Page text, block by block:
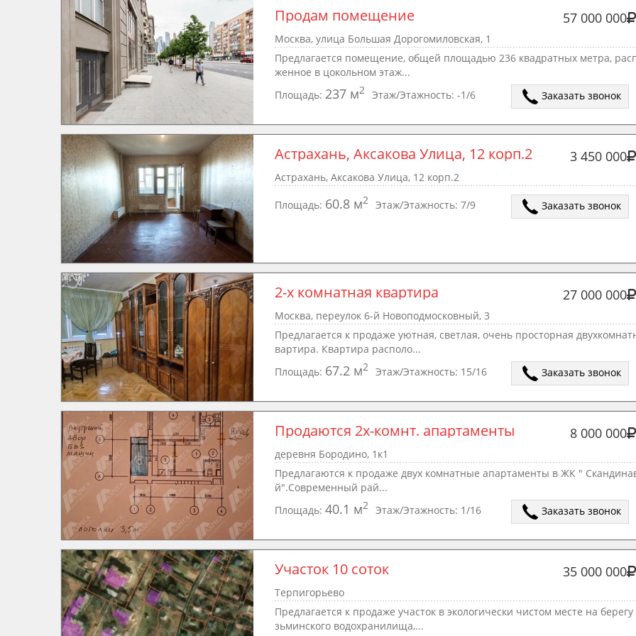
Продам помещение 57 000 000
Москва, улица Большая Дорогомиловская, 1
Предлагается помещение, общей площадью 236 квадратных метра,
женное в цокольном этаж...
Площадь: 237 м2 Этаж/Этажность: -1/6 Заказать звонок
Астрахань, Аксакова Улица, 12 корп.2 3 450 000
Астрахань, Аксакова Улица, 12 корп.2
Площадь: 60.8 м2 Этаж/Этажность: 7/9 Заказать звонок
2-х комнатная квартира 27 000 000
Москва, переулок 6-й Новоподмосковный, 3
Предлагается к продаже уютная, светлая, очень просторная
вартира. Квартира располо...
Площадь: 67.2 м2 Этаж/Этажность: 15/16 Заказать звонок
Продаются 2х-комнт. апартаменты 8 000 000
деревня Бородино, 1к1
Предлагаются к продаже двух комнатные апартаменты в ЖК "
й".Современный рай...
Площадь: 40.1 м2 Этаж/Этажность: 1/16 Заказать звонок
Участок 10 соток 35 000 000
Терпигорьево
Предлагается к продаже участок в экологически чистом месте на
зьминского водохранилища,...